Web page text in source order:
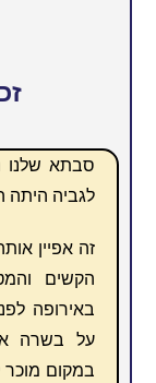
סבתא שלנו
לגביה היתה
זה אפיין
הקשים
באירופה
על בשרה
במקום מוכר